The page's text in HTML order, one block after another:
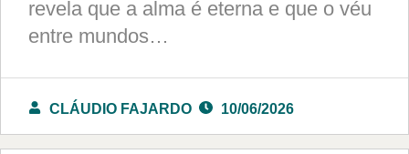
revela que a alma é eterna e que o véu
entre mundos…
CLÁUDIO FAJARDO 10/06/2026